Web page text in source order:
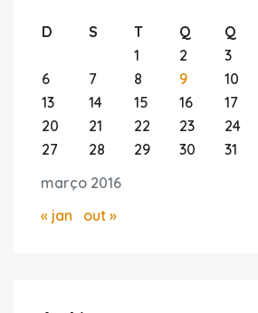
março 2016
D S T Q Q
1
2 3
6
7 8 9 10
13
14 15 16 17
20
21 22 23 24
27
28 29 30 31
« jan out »